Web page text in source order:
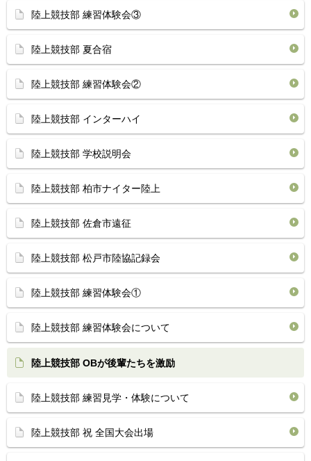
陸上競技部 練習体験会③
陸上競技部 夏合宿
陸上競技部 練習体験会②
陸上競技部 インターハイ
陸上競技部 学校説明会
陸上競技部 柏市ナイター陸上
陸上競技部 佐倉市遠征
陸上競技部 松戸市陸協記録会
陸上競技部 練習体験会①
陸上競技部 練習体験会について
陸上競技部 OBが後輩たちを激励
陸上競技部 練習見学・体験について
陸上競技部 祝 全国大会出場